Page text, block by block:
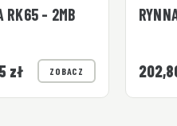
RK65 - 2MB
zł ZOBACZ